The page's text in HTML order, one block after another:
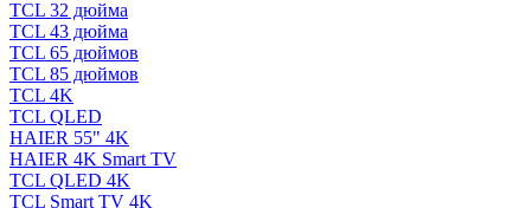
TCL 32 дюйма
TCL 43 дюйма
TCL 65 дюймов
TCL 85 дюймов
TCL 4K
TCL QLED
HAIER 55" 4K
HAIER 4K Smart TV
TCL QLED 4K
TCL Smart TV 4K